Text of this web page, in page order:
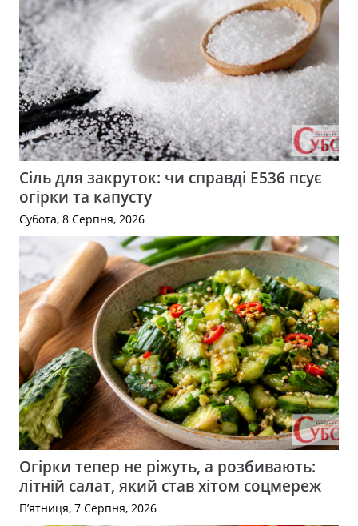
Сіль для закруток: чи справді Е536 псує
огірки та капусту
Субота, 8 Серпня, 2026
Огірки тепер не ріжуть, а розбивають:
літній салат, який став хітом соцмереж
П’ятниця, 7 Серпня, 2026